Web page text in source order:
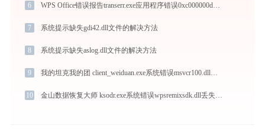
6 WPS Office错误报告transerr.exe应用程序错误0xc000000d解决方法
7 系统提示缺失gdi42.dll文件的解决方法
8 系统提示缺失aslog.dll文件的解决方法
9 我的坦克我的团 client_weiduan.exe系统错误msvcr100.dll丢失如何解决
10